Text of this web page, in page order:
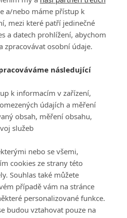
a/nebo máme přístup k
mezi které patří jedinečné
a datech prohlížení, abychom
zpracovávat osobní údaje.
následující
k informacím v zařízení,
údajích a měření
obsah, měření obsahu,
služeb
nebo se všemi,
cookies ze strany této
Souhlas také můžete
případě vám na stránce
personalizované funkce.
budou vztahovat pouze na
ATV CZ, s.r.o.
140 00 Praha 4